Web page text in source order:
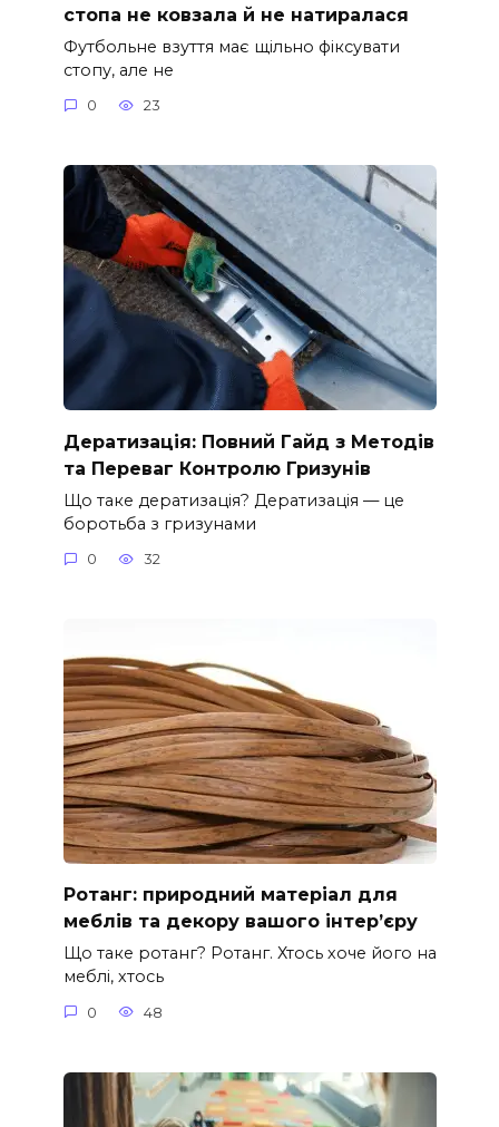
стопа не ковзала й не натиралася
Футбольне взуття має щільно фіксувати
стопу, але не
0 23
Дератизація: Повний Гайд з Методів
та Переваг Контролю Гризунів
Що таке дератизація? Дератизація — це
боротьба з гризунами
0 32
Ротанг: природний матеріал для
меблів та декору вашого інтер’єру
Що таке ротанг? Ротанг. Хтось хоче його на
меблі, хтось
0 48